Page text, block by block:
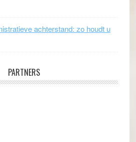
achterstand: zo houdt u
PARTNERS